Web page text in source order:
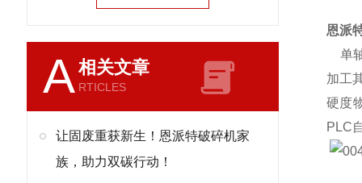
A相关文章
RTICLES
让固废重获新生！恩派特破碎机家
族，助力双碳行动！
恩派
单
加工
硬度
PLC